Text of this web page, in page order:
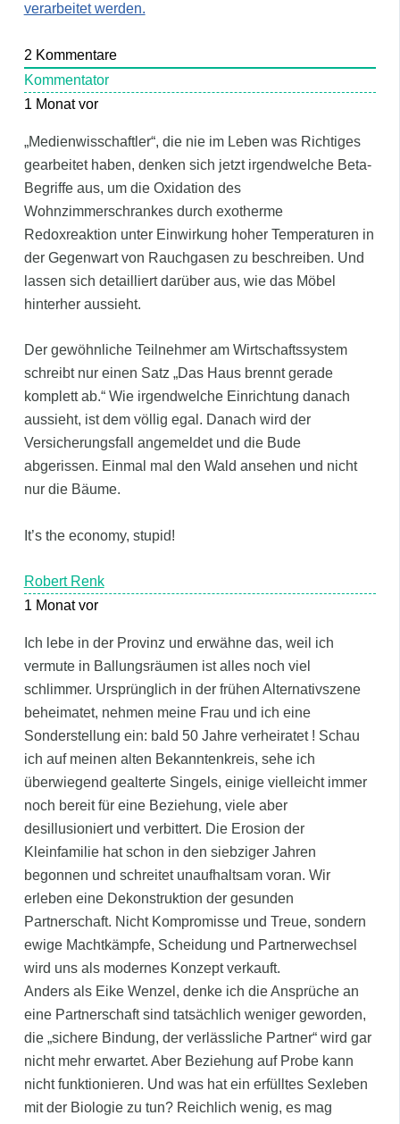
verarbeitet werden.
2 Kommentare
Kommentator
1 Monat vor
„Medienwisschaftler“, die nie im Leben was Richtiges
gearbeitet haben, denken sich jetzt irgendwelche Beta-
Begriffe aus, um die Oxidation des
Wohnzimmerschrankes durch exotherme
Redoxreaktion unter Einwirkung hoher Temperaturen in
der Gegenwart von Rauchgasen zu beschreiben. Und
lassen sich detailliert darüber aus, wie das Möbel
hinterher aussieht.
Der gewöhnliche Teilnehmer am Wirtschaftssystem
schreibt nur einen Satz „Das Haus brennt gerade
komplett ab.“ Wie irgendwelche Einrichtung danach
aussieht, ist dem völlig egal. Danach wird der
Versicherungsfall angemeldet und die Bude
abgerissen. Einmal mal den Wald ansehen und nicht
nur die Bäume.
It’s the economy, stupid!
Robert Renk
1 Monat vor
Ich lebe in der Provinz und erwähne das, weil ich
vermute in Ballungsräumen ist alles noch viel
schlimmer. Ursprünglich in der frühen Alternativszene
beheimatet, nehmen meine Frau und ich eine
Sonderstellung ein: bald 50 Jahre verheiratet ! Schau
ich auf meinen alten Bekanntenkreis, sehe ich
überwiegend gealterte Singels, einige vielleicht immer
noch bereit für eine Beziehung, viele aber
desillusioniert und verbittert. Die Erosion der
Kleinfamilie hat schon in den siebziger Jahren
begonnen und schreitet unaufhaltsam voran. Wir
erleben eine Dekonstruktion der gesunden
Partnerschaft. Nicht Kompromisse und Treue, sondern
ewige Machtkämpfe, Scheidung und Partnerwechsel
wird uns als modernes Konzept verkauft.
Anders als Eike Wenzel, denke ich die Ansprüche an
eine Partnerschaft sind tatsächlich weniger geworden,
die „sichere Bindung, der verlässliche Partner“ wird gar
nicht mehr erwartet. Aber Beziehung auf Probe kann
nicht funktionieren. Und was hat ein erfülltes Sexleben
mit der Biologie zu tun? Reichlich wenig, es mag